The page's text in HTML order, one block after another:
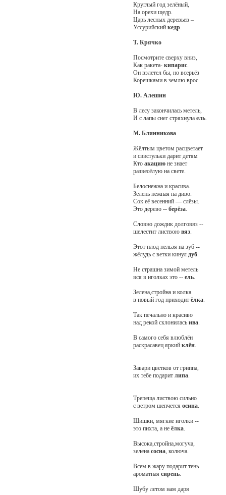
Круглый год зелёный,
На орехи щедр.
Царь лесных деревьев –
Уссурийский кедр.
Т. Крячко
Посмотрите сверху вниз,
Как ракета- кипарис.
Он взлетел бы, но всерьёз
Корешками в землю врос.
Ю. Алешин
В лесу закончилась метель,
И с лапы снег стряхнула ель.
М. Блинникова
Жёлтым цветом расцветает
и свистульки дарит детям
Кто акациюне знает
развесёлую на свете.
Белоснежна и красива.
Зелень нежная на диво.
Сок её весенний — слёзы.
Это дерево --берёза.
Словно дождик долговяз --
шелестит листвою вяз.
Этот плод нельзя на зуб --
жёлудь с ветки кинул дуб.
Не страшна зимой метель
вся в иголках это -- ель.
Зелена,стройна и колка
в новый год приходит ёлка.
Так печально и красиво
над рекой склонилась ива.
В самого себя влюблён
раскрасавец яркий клён.
Завари цветков от гриппа,
их тебе подарит липа.
Трепеща листвою сильно
с ветром шепчется осина.
Шишки, мягкие иголки --
это пихта, а не ёлка.
Высока,стройна,могуча,
зелена сосна, колюча.
Всем в жару подарит тень
ароматная сирень.
Шубу летом нам даря